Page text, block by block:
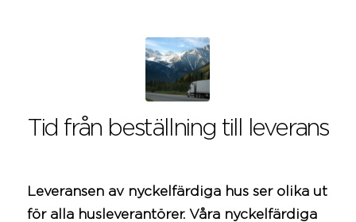
Tid från beställning till leverans
Leveransen av nyckelfärdiga hus ser olika ut
för alla husleverantörer. Våra nyckelfärdiga